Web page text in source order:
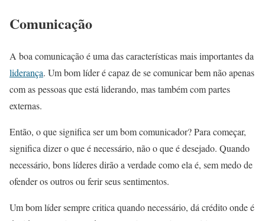
Comunicação
A boa comunicação é uma das características mais importantes da
liderança. Um bom líder é capaz de se comunicar bem não apenas
com as pessoas que está liderando, mas também com partes
externas.
Então, o que significa ser um bom comunicador? Para começar,
significa dizer o que é necessário, não o que é desejado. Quando
necessário, bons líderes dirão a verdade como ela é, sem medo de
ofender os outros ou ferir seus sentimentos.
Um bom líder sempre critica quando necessário, dá crédito onde é